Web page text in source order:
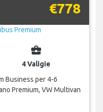
€778
business_center
4 Valigie
Business per 4-6
Premium, VW Multivan